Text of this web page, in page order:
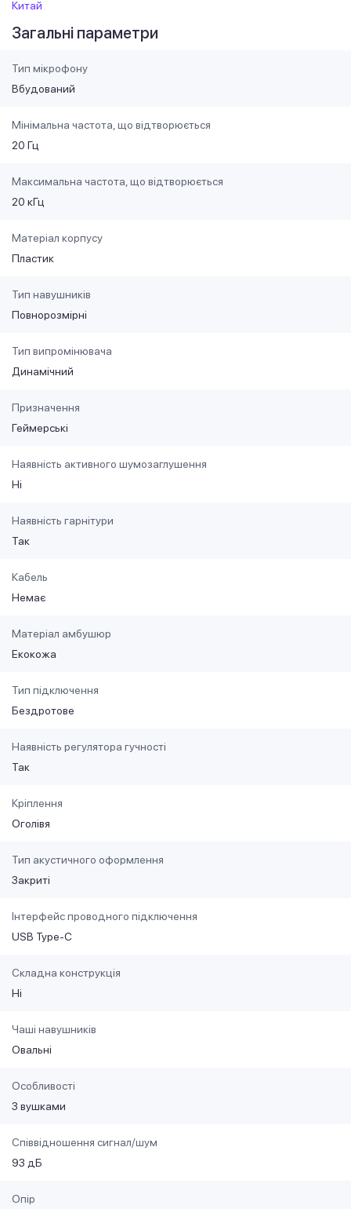
Китай
Загальні параметри
Тип мікрофону
Вбудований
Мінімальна частота, що відтворюється
20 Гц
Максимальна частота, що відтворюється
20 кГц
Матеріал корпусу
Пластик
Тип навушників
Повнорозмірні
Тип випромінювача
Динамічний
Призначення
Геймерські
Наявність активного шумозаглушення
Ні
Наявність гарнітури
Так
Кабель
Немає
Матеріал амбушюр
Екокожа
Тип підключення
Бездротове
Наявність регулятора гучності
Так
Кріплення
Оголівя
Тип акустичного оформлення
Закриті
Інтерфейс проводного підключення
USB Type-C
Складна конструкція
Ні
Чаші навушників
Овальні
Особливості
З вушками
Співвідношення сигнал/шум
93 дБ
Опір